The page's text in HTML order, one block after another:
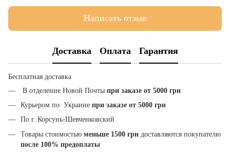
Написать отзыв
Доставка Оплата Гарантия
Бесплатная доставка
В отделение Новой Почты при заказе от 5000 грн
Курьером по Украине при заказе от 5000 грн
По г. Корсунь-Шевченковский
Товары стоимостью меньше 1500 грн доставляются покупателю
после 100% предоплаты